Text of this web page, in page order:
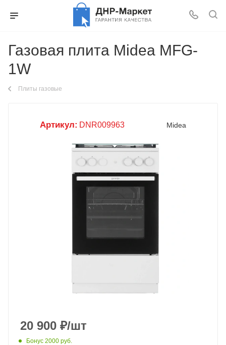
Газовая плита Midea MFG-
1W
Плиты газовые
Артикул: DNR009963 Midea
20 900 ₽/шт
Бонус 2000 руб.